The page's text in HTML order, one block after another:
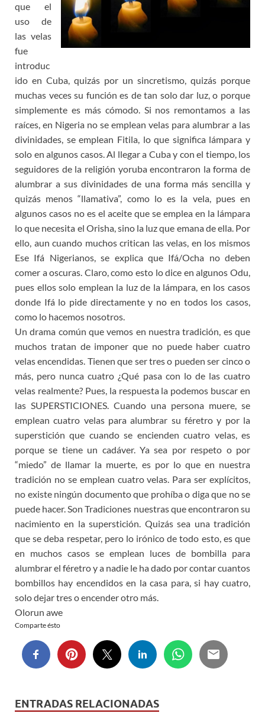
que el
uso de
las velas
fue
introduc
ido en Cuba, quizás por un sincretismo, quizás porque
muchas veces su función es de tan solo dar luz, o porque
simplemente es más cómodo. Si nos remontamos a las
raíces, en Nigeria no se emplean velas para alumbrar a las
divinidades, se emplean Fitila, lo que significa lámpara y
solo en algunos casos. Al llegar a Cuba y con el tiempo, los
seguidores de la religión yoruba encontraron la forma de
alumbrar a sus divinidades de una forma más sencilla y
quizás menos “llamativa”, como lo es la vela, pues en
algunos casos no es el aceite que se emplea en la lámpara
lo que necesita el Orisha, sino la luz que emana de ella. Por
ello, aun cuando muchos critican las velas, en los mismos
Ese Ifá Nigerianos, se explica que Ifá/Ocha no deben
comer a oscuras. Claro, como esto lo dice en algunos Odu,
pues ellos solo emplean la luz de la lámpara, en los casos
donde Ifá lo pide directamente y no en todos los casos,
como lo hacemos nosotros.
Un drama común que vemos en nuestra tradición, es que
muchos tratan de imponer que no puede haber cuatro
velas encendidas. Tienen que ser tres o pueden ser cinco o
más, pero nunca cuatro ¿Qué pasa con lo de las cuatro
velas realmente? Pues, la respuesta la podemos buscar en
las SUPERSTICIONES. Cuando una persona muere, se
emplean cuatro velas para alumbrar su féretro y por la
superstición que cuando se encienden cuatro velas, es
porque se tiene un cadáver. Ya sea por respeto o por
“miedo” de llamar la muerte, es por lo que en nuestra
tradición no se emplean cuatro velas. Para ser explícitos,
no existe ningún documento que prohíba o diga que no se
puede hacer. Son Tradiciones nuestras que encontraron su
nacimiento en la superstición. Quizás sea una tradición
que se deba respetar, pero lo irónico de todo esto, es que
en muchos casos se emplean luces de bombilla para
alumbrar el féretro y a nadie le ha dado por contar cuantos
bombillos hay encendidos en la casa para, si hay cuatro,
solo dejar tres o encender otro más.
Olorun awe
Comparte ésto
ENTRADAS RELACIONADAS